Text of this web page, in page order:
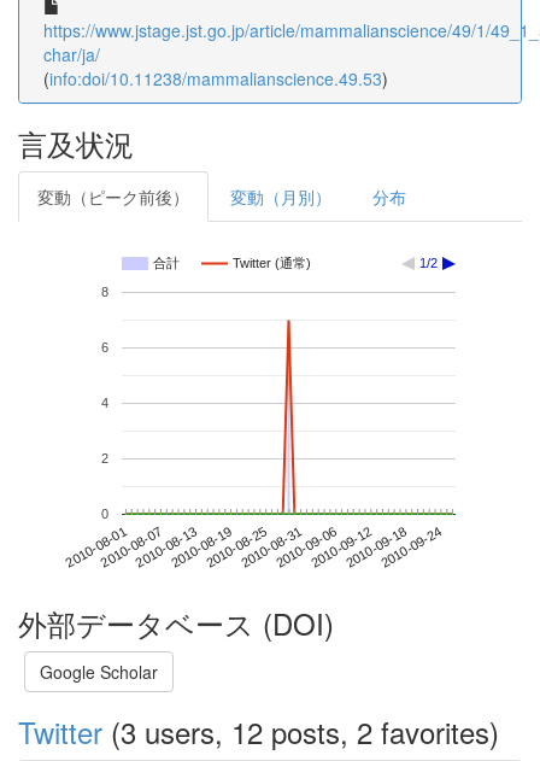
https://www.jstage.jst.go.jp/article/mammalianscience/49/1/
char/ja/
(info:doi/10.11238/mammalianscience.49.53)
言及状況
変動（ピーク前後） 変動（月別） 分布
合計 Twitter (通常) 1/2
2010-08-012010-08-072010-08-132010-08-192010-08-252010-08-312010-09-062010-09-122010-09-182010-09-24
0
2
4
6
8
外部データベース (DOI)
Google Scholar
Twitter (3 users, 12 posts, 2 favorites)